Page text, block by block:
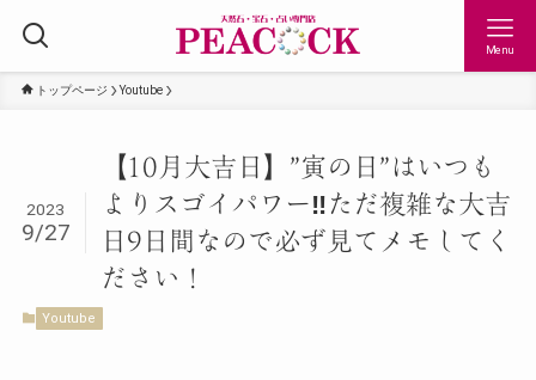
Menu
トップページ Youtube
【10月大吉日】”寅の日”はいつも
よりスゴイパワー‼︎ただ複雑な大吉
日9日間なので必ず見てメモしてく
ださい！
2023
9/27
Youtube